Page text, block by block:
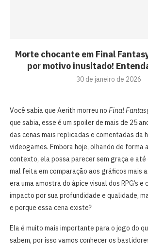
Morte chocante em Final
por motivo inusitado!
30 de janeiro de 2026
Você sabia que Aerith morreu no Final
que sabia, esse é um spoiler de mais de 25
das cenas mais replicadas e comentadas da
videogames. Embora hoje, olhando de forma
contexto, ela possa parecer sem graça e
mal feita em comparação aos gráficos mais
era uma amostra do ápice visual dos RPG’s e
impacto por sua profundidade e qualidade,
e porque essa cena existe?
Ela é muito mais importante para o jogo do
sabem, por isso vamos conhecer os